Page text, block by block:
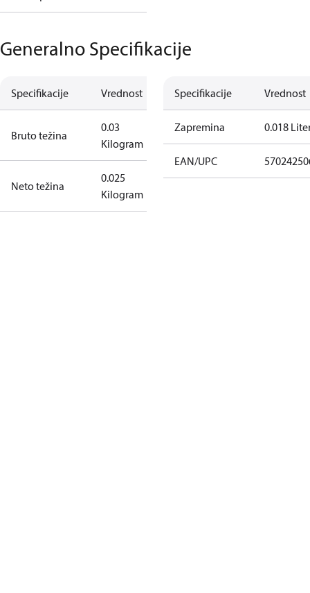
Generalno Specifikacije
Specifikacije Vrednost
Bruto težina
0.03
Kilogram
Neto težina
0.025
Kilogram
Specifikacije Vrednost
Zapremina 0.018
EAN/UPC